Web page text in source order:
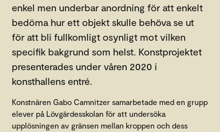
enkel men underbar anordning för att enkelt
bedöma hur ett objekt skulle behöva se ut
för att bli fullkomligt osynligt mot vilken
specifik bakgrund som helst. Konstprojektet
presenterades under våren 2020 i
konsthallens entré.
Konstnären Gabo Camnitzer samarbetade med en grupp
elever på Lövgärdesskolan för att undersöka
upplösningen av gränsen mellan kroppen och dess